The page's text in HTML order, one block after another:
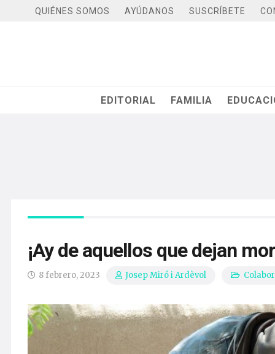
QUIÉNES SOMOS AYÚDANOS SUSCRÍBETE
EDITORIAL FAMILIA
¡Ay de aquellos que dejan
8 febrero, 2023 Josep Miró i Ardèvol